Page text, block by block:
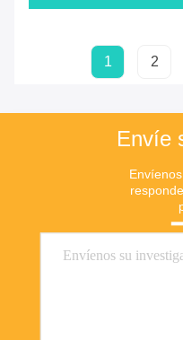
1 2
Envíe